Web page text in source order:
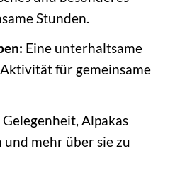
Stunden.
Eine unterhaltsame
für gemeinsame
Gelegenheit, Alpakas
mehr über sie zu